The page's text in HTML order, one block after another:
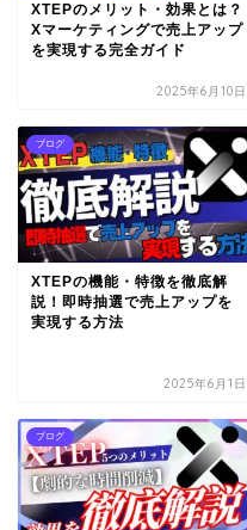
XTEPのメリット・効果とは？
Xマーケティングで売上アップ
を実現する完全ガイド
2025年6月10日
ブログ
XTEPの機能・特徴を徹底解
説！即時抽選で売上アップを
実現する方法
2025年6月1日
ブログ